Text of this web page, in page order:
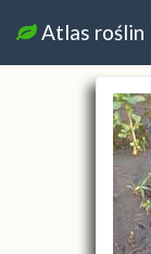
Atlas roślin